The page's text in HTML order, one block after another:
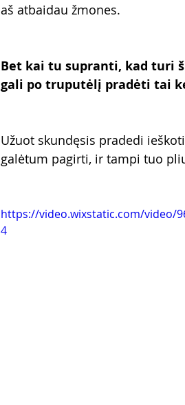
aš atbaidau žmones.
Bet kai tu supranti, kad turi
gali po truputėlį pradėti tai
Užuot skundęsis pradedi
galėtum pagirti, ir tampi tuo
https://video.wixstatic.com/video/
4